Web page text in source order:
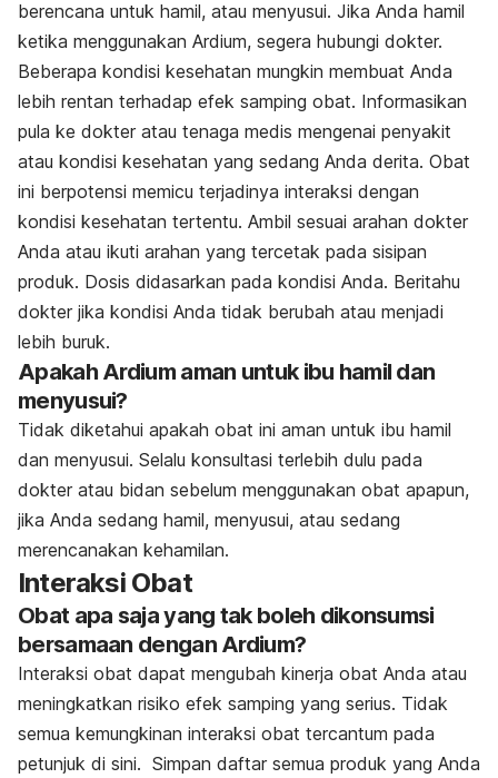
berencana untuk hamil, atau menyusui. Jika Anda hamil
ketika menggunakan Ardium, segera hubungi dokter.
Beberapa kondisi kesehatan mungkin membuat Anda
lebih rentan terhadap efek samping obat. Informasikan
pula ke dokter atau tenaga medis mengenai penyakit
atau kondisi kesehatan yang sedang Anda derita. Obat
ini berpotensi memicu terjadinya interaksi dengan
kondisi kesehatan tertentu. Ambil sesuai arahan dokter
Anda atau ikuti arahan yang tercetak pada sisipan
produk. Dosis didasarkan pada kondisi Anda. Beritahu
dokter jika kondisi Anda tidak berubah atau menjadi
lebih buruk.
Apakah Ardium aman untuk ibu hamil dan
menyusui?
Tidak diketahui apakah obat ini aman untuk ibu hamil
dan menyusui. Selalu konsultasi terlebih dulu pada
dokter atau bidan sebelum menggunakan obat apapun,
jika Anda sedang hamil, menyusui, atau sedang
merencanakan kehamilan.
Interaksi Obat
Obat apa saja yang tak boleh dikonsumsi
bersamaan dengan Ardium?
Interaksi obat dapat mengubah kinerja obat Anda atau
meningkatkan risiko efek samping yang serius. Tidak
semua kemungkinan interaksi obat tercantum pada
petunjuk di sini. Simpan daftar semua produk yang Anda